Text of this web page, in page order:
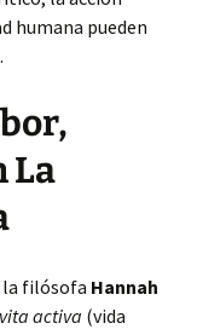
humana pueden
La
la filósofa Hannah
vita activa (vida